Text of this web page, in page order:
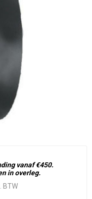
vanaf €450.
in overleg.
BTW